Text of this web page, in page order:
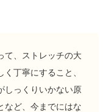
て、ストレッチの大
丁寧にすること、
しっくりいかない原
など、今までにはな